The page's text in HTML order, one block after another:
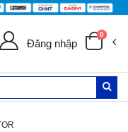
Đăng nhập
0